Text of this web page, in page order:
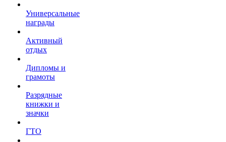
Универсальные
награды
Активный
отдых
Дипломы и
грамоты
Разрядные
книжки и
значки
ГТО